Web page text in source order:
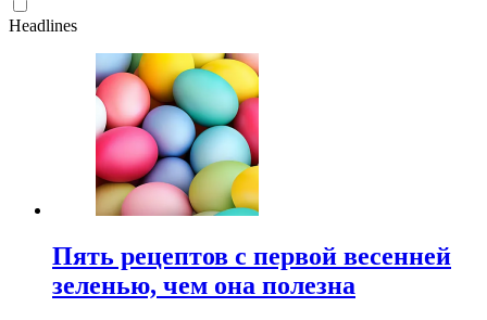
Headlines
Пять рецептов с первой весенней
зеленью, чем она полезна